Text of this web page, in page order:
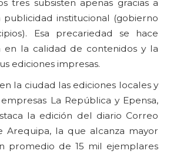
tres subsisten apenas gracias a
publicidad institucional (gobierno
Esa precariedad se hace
en la calidad de contenidos y la
ediciones impresas.
la ciudad las ediciones locales y
La República y Epensa,
la edición del diario Correo
Arequipa, la que alcanza mayor
promedio de 15 mil ejemplares